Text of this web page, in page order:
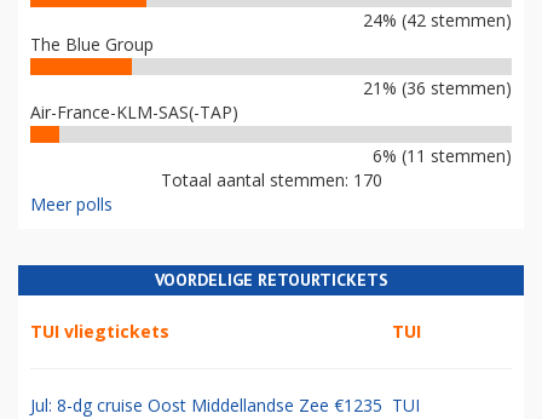
24% (42 stemmen)
The Blue Group
21% (36 stemmen)
Air-France-KLM-SAS(-TAP)
6% (11 stemmen)
Totaal aantal stemmen: 170
Meer polls
VOORDELIGE RETOURTICKETS
TUI vliegtickets TUI
Jul: 8-dg cruise Oost Middellandse Zee €1235 TUI